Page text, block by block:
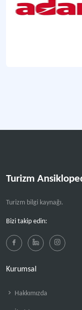
Turizm
Turizm bilgi kaynağı.
Bizi takip edin:
Kurumsal
Hakkımızda